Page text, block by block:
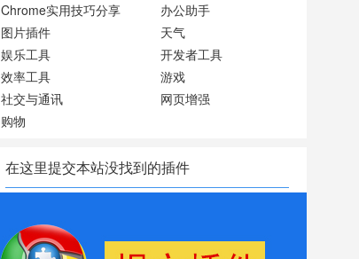
Chrome实用技巧分享
办公助手
图片插件
天气
娱乐工具
开发者工具
效率工具
游戏
社交与通讯
网页增强
购物
在这里提交本站没找到的插件